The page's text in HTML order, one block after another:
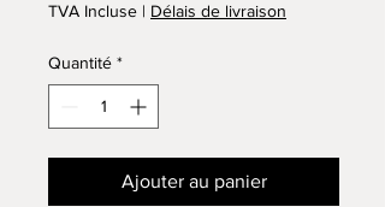
TVA Incluse | Délais de livraison
Quantité *
Ajouter au panier